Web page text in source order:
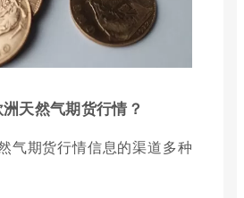
天然气期货行情？
气期货行情信息的渠道多种